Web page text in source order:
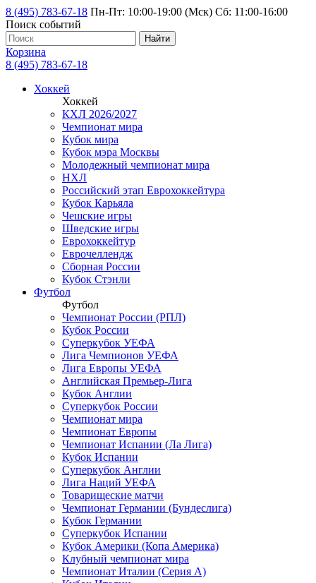
8 (495) 783-67-18 Пн-Пт: 10:00-19:00 (Мск) Сб: 11:00-16:00
Поиск событий
Найти
Корзина
8 (495) 783-67-18
Хоккей
Хоккей
КХЛ 2026/2027
Чемпионат мира
Кубок мира
Кубок мэра Москвы
Молодежный чемпионат мира
НХЛ
Российский этап Еврохоккейтура
Кубок Карьяла
Чешские игры
Шведские игры
Еврохоккейтур
Еврочеллендж
Сборная России
Кубок Стэнли
Футбол
Футбол
Чемпионат России (РПЛ)
Кубок России
Суперкубок УЕФА
Лига Чемпионов УЕФА
Лига Европы УЕФА
Английская Премьер-Лига
Кубок Англии
Суперкубок России
Чемпионат мира
Чемпионат Европы
Чемпионат Испании (Ла Лига)
Кубок Испании
Суперкубок Англии
Лига Наций УЕФА
Товарищеские матчи
Чемпионат Германии (Бундеслига)
Кубок Германии
Суперкубок Испании
Кубок Америки (Копа Америка)
Клубный чемпионат мира
Чемпионат Италии (Серия А)